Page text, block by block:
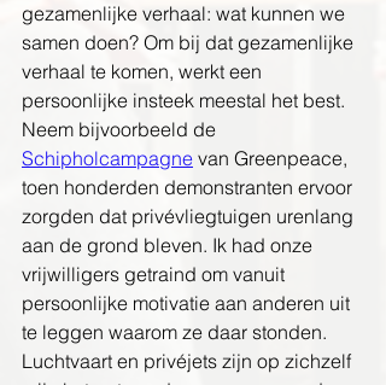
gezamenlijke verhaal: wat kunnen we
samen doen? Om bij dat gezamenlijke
verhaal te komen, werkt een
persoonlijke insteek meestal het best.
Neem bijvoorbeeld de
Schipholcampagne van Greenpeace,
toen honderden demonstranten ervoor
zorgden dat privévliegtuigen urenlang
aan de grond bleven. Ik had onze
vrijwilligers getraind om vanuit
persoonlijke motivatie aan anderen uit
te leggen waarom ze daar stonden.
Luchtvaart en privéjets zijn op zichzelf